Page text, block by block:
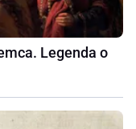
Legenda o